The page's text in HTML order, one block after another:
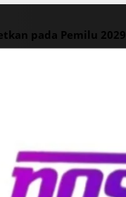
pada Pemilu 2029